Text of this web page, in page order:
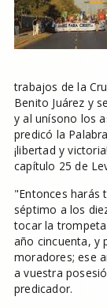
trabajos de la
Benito Juárez y
y al unísono los
predicó la
¡libertad y
capítulo 25 de
"Entonces harás
séptimo a los
tocar la
año cincuenta, y
moradores; ese
a vuestra
predicador.